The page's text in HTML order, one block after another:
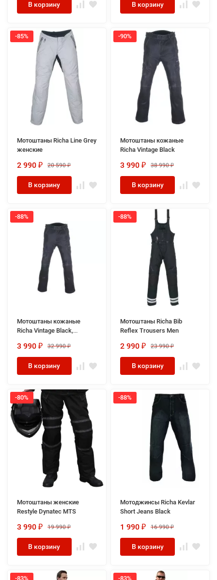
В корзину В корзину
-85%
Мотоштаны Richa Line Grey
женские
2 990 ₽ 20 590 ₽
В корзину
-90%
Мотоштаны кожаные
Richa Vintage Black
3 990 ₽ 38 990 ₽
В корзину
-88%
Мотоштаны кожаные
Richa Vintage Black,
3 990 ₽ 32 990 ₽
В корзину
-88%
Мотоштаны Richa Bib
Reflex Trousers Men
2 990 ₽ 23 990 ₽
В корзину
-80%
Мотоштаны женские
Restyle Dynatec MTS
3 990 ₽ 19 990 ₽
В корзину
-88%
Мотоджинсы Richa Kevlar
Short Jeans Black
1 990 ₽ 16 990 ₽
В корзину
-83% -83%